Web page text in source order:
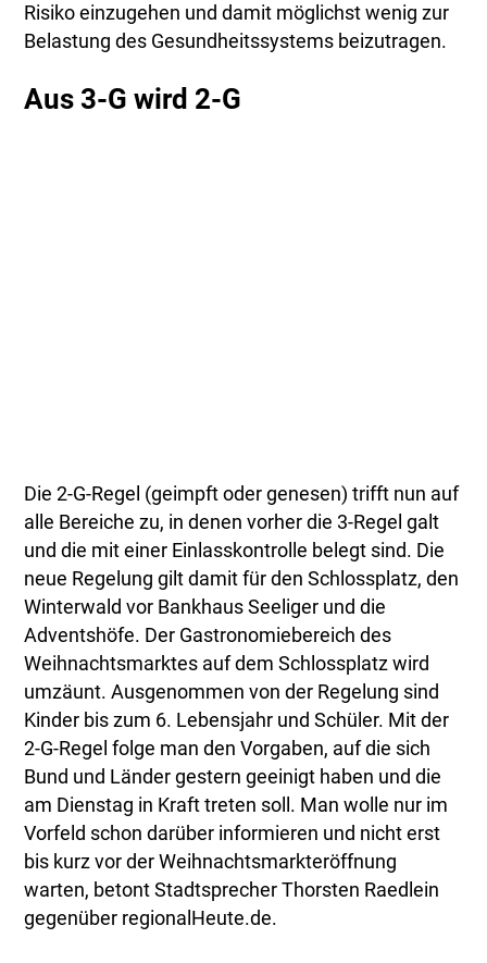
Risiko einzugehen und damit möglichst wenig zur
Belastung des Gesundheitssystems beizutragen.
Aus 3-G wird 2-G
Die 2-G-Regel (geimpft oder genesen) trifft nun auf
alle Bereiche zu, in denen vorher die 3-Regel galt
und die mit einer Einlasskontrolle belegt sind. Die
neue Regelung gilt damit für den Schlossplatz, den
Winterwald vor Bankhaus Seeliger und die
Adventshöfe. Der Gastronomiebereich des
Weihnachtsmarktes auf dem Schlossplatz wird
umzäunt. Ausgenommen von der Regelung sind
Kinder bis zum 6. Lebensjahr und Schüler. Mit der
2-G-Regel folge man den Vorgaben, auf die sich
Bund und Länder gestern geeinigt haben und die
am Dienstag in Kraft treten soll. Man wolle nur im
Vorfeld schon darüber informieren und nicht erst
bis kurz vor der Weihnachtsmarkteröffnung
warten, betont Stadtsprecher Thorsten Raedlein
gegenüber regionalHeute.de.